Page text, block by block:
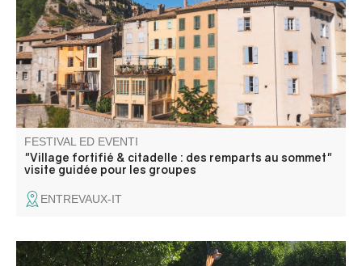
rampe fortifiée mène à un parcours sur l’architecture
défensive et la vie des soldats.
FESTIVAL ED EVENTI
"Village fortifié & citadelle : des remparts au sommet"
visite guidée pour les groupes
ENTREVAUX-IT